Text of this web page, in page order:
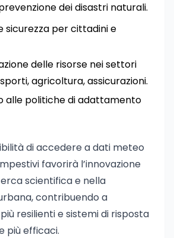
dei disastri naturali.
sicurezza per cittadini e
delle risorse nei settori
agricoltura, assicurazioni.
alle politiche di adattamento
di accedere a dati meteo
favorirà l’innovazione
scientifica e nella
contribuendo a
resilienti e sistemi di risposta
più efficaci.